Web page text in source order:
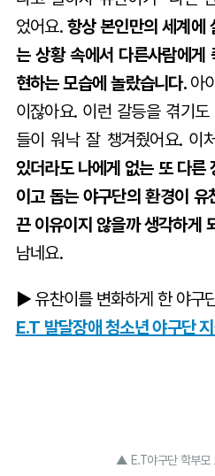
었어요. 항상 본인만의 세계에
는 상황 속에서 다른사람에게
현하는 모습에 놀랐습니다. 아
이잖아요. 이런 갈등을 겪기
들이 워낙 잘 챙겨줬어요. 이
있더라도 나에게 없는 또 다른
이고 돕는 야구단의 환경이 유
끈 이유이지 않을까 생각하게
남네요.
▶유찬이를 변화하게 한 야구
E.T 발달장애 청소년 야구단
▲ E.T야구단 학부모